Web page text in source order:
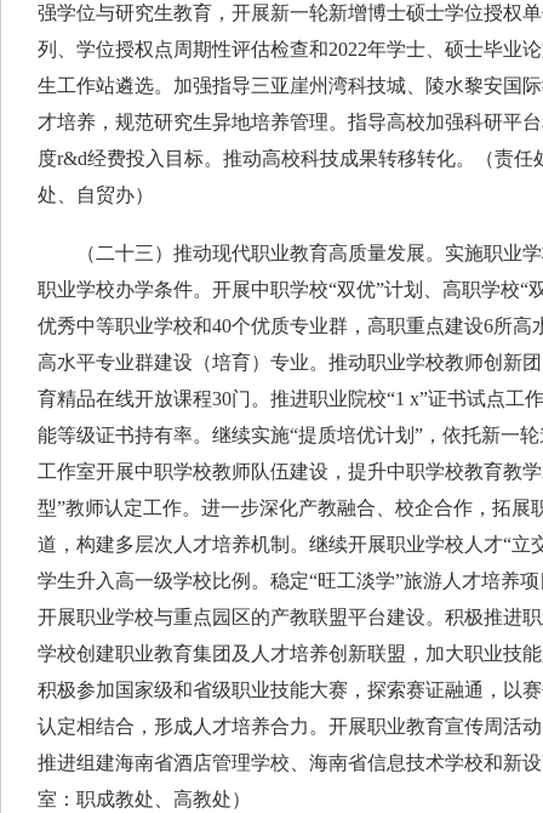
强学位与研究生教育，开展新一轮新增博士硕士学位授权
列、学位授权点周期性评估检查和2022年学士、硕士毕业
生工作站遴选。加强指导三亚崖州湾科技城、陵水黎安国
才培养，规范研究生异地培养管理。指导高校加强科研平
度r&d经费投入目标。推动高校科技成果转移转化。（责
处、自贸办）
（二十三）推动现代职业教育高质量发展。实施职业学
职业学校办学条件。开展中职学校“双优”计划、高职学校“
优秀中等职业学校和40个优质专业群，高职重点建设6所高
高水平专业群建设（培育）专业。推动职业学校教师创新
育精品在线开放课程30门。推进职业院校“1 x”证书试点工
能等级证书持有率。继续实施“提质培优计划”，依托新一
工作室开展中职学校教师队伍建设，提升中职学校教育教
型”教师认定工作。进一步深化产教融合、校企合作，拓展
道，构建多层次人才培养机制。继续开展职业学校人才“立
学生升入高一级学校比例。稳定“旺工淡学”旅游人才培养
开展职业学校与重点园区的产教联盟平台建设。积极推进
学校创建职业教育集团及人才培养创新联盟，加大职业技
积极参加国家级和省级职业技能大赛，探索赛证融通，以
认定相结合，形成人才培养合力。开展职业教育宣传周活
推进组建海南省酒店管理学校、海南省信息技术学校和新
室：职成教处、高教处）